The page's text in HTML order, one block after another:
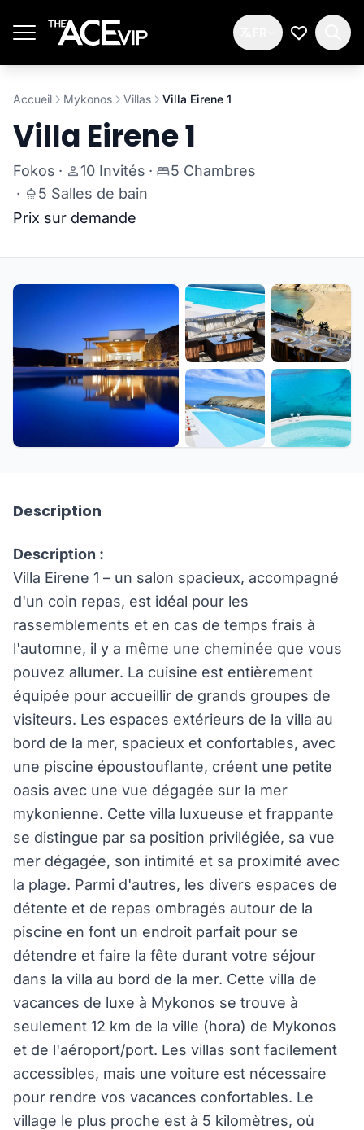
Ma Liste
Accueil Mykonos Villas Villa Eirene 1
Villa Eirene 1
Fokos · 10 Invités ·
5 Chambres
·
5 Salles de bain
Prix sur demande
Description
Description :
Villa Eirene 1 – un salon spacieux, accompagné
d'un coin repas, est idéal pour les
rassemblements et en cas de temps frais à
l'automne, il y a même une cheminée que vous
pouvez allumer. La cuisine est entièrement
équipée pour accueillir de grands groupes de
visiteurs. Les espaces extérieurs de la villa au
bord de la mer, spacieux et confortables, avec
une piscine époustouflante, créent une petite
oasis avec une vue dégagée sur la mer
mykonienne. Cette villa luxueuse et frappante
se distingue par sa position privilégiée, sa vue
mer dégagée, son intimité et sa proximité avec
la plage. Parmi d'autres, les divers espaces de
détente et de repas ombragés autour de la
piscine en font un endroit parfait pour se
détendre et faire la fête durant votre séjour
dans la villa au bord de la mer. Cette villa de
vacances de luxe à Mykonos se trouve à
seulement 12 km de la ville (hora) de Mykonos
et de l'aéroport/port. Les villas sont facilement
accessibles, mais une voiture est nécessaire
pour rendre vos vacances confortables. Le
village le plus proche est à 5 kilomètres, où